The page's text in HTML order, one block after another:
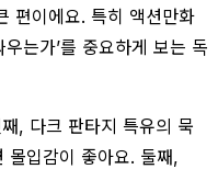
편이에요. 특히 액션만화
우는가’를 중요하게 보는 독
, 다크 판타지 특유의 묵
몰입감이 좋아요. 둘째,